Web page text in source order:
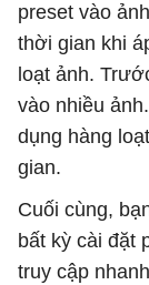
preset vào
thời gian khi
loạt ảnh.
vào nhiều
dụng hàng
gian.
Cuối cùng,
bất kỳ cài đặt
truy cập